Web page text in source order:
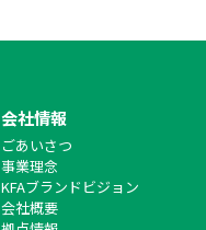
会社情報
ごあいさつ
事業理念
KFAブランドビジョン
会社概要